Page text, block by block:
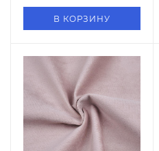
В КОРЗИНУ